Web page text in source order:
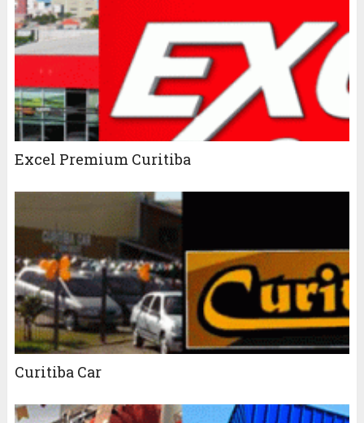
Excel Premium Curitiba
Curitiba Car